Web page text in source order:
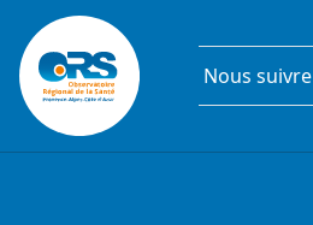
Aller au contenu principal
Nous suivre